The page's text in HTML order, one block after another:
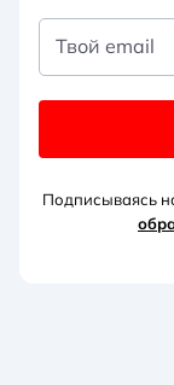
Твой email
Подписываясь